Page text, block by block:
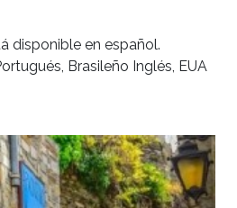
disponible en español.
Brasileño Inglés, EUA